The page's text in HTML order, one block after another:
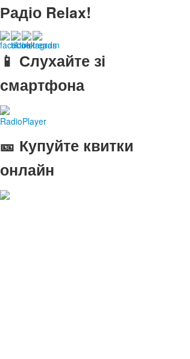
Радіо Relax!
📱 Слухайте зі
смартфона
RadioPlayer
🎫 Купуйте квитки
онлайн